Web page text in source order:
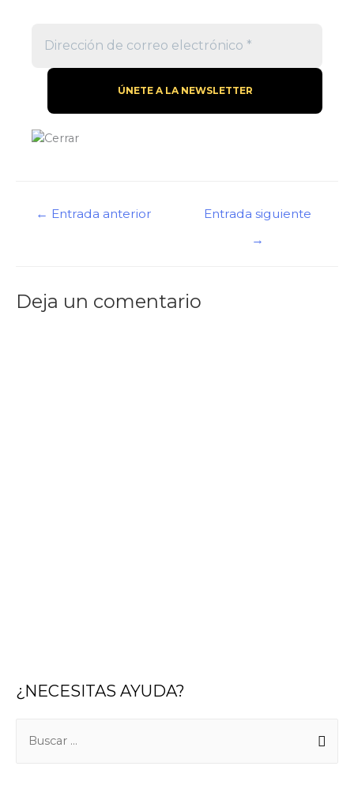
← Entrada anterior
Entrada siguiente
→
Deja un comentario
¿NECESITAS AYUDA?